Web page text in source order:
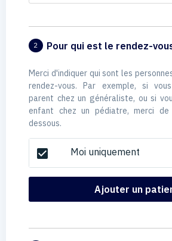
2 Pour qui est le rendez-
Merci d'indiquer qui sont les
rendez-vous. Par exemple, si
parent chez un généraliste, ou si
enfant chez un pédiatre, merci
dessous.
check_box Moi uniquement
Ajouter un